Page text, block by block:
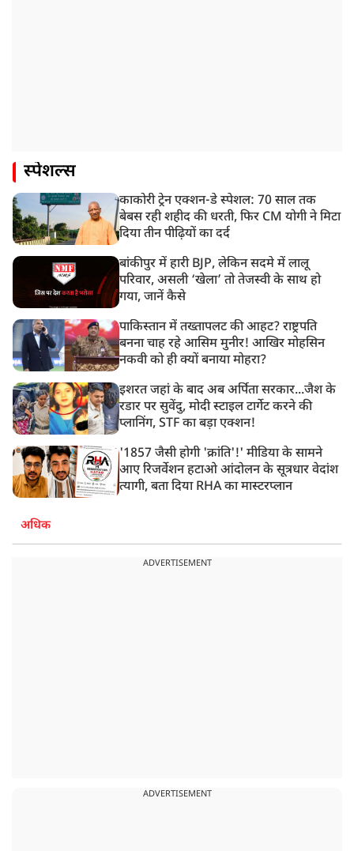
स्पेशल्स
काकोरी ट्रेन एक्शन-डे स्पेशल: 70 साल तक
बेबस रही शहीद की धरती, फिर CM योगी ने मिटा
दिया तीन पीढ़ियों का दर्द
बांकीपुर में हारी BJP, लेकिन सदमे में लालू
परिवार, असली ‘खेला’ तो तेजस्वी के साथ हो
गया, जानें कैसे
पाकिस्तान में तख्तापलट की आहट? राष्ट्रपति
बनना चाह रहे आसिम मुनीर! आखिर मोहसिन
नकवी को ही क्यों बनाया मोहरा?
इशरत जहां के बाद अब अर्पिता सरकार...जैश के
रडार पर सुवेंदु, मोदी स्टाइल टार्गेट करने की
प्लानिंग, STF का बड़ा एक्शन!
'1857 जैसी होगी 'क्रांति'!' मीडिया के सामने
आए रिजर्वेशन हटाओ आंदोलन के सूत्रधार वेदांश
त्यागी, बता दिया RHA का मास्टरप्लान
अधिक
ADVERTISEMENT
ADVERTISEMENT